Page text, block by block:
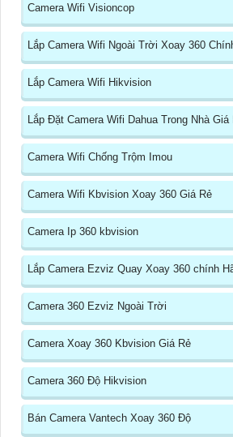
Camera Wifi Visioncop
Lắp Camera Wifi Ngoài Trời Xoay 360
Lắp Camera Wifi Hikvision
Lắp Đặt Camera Wifi Dahua Trong Nhà Giá
Camera Wifi Chống Trộm Imou
Camera Wifi Kbvision Xoay 360 Giá Rẻ
Camera Ip 360 kbvision
Lắp Camera Ezviz Quay Xoay 360 chính
Camera 360 Ezviz Ngoài Trời
Camera Xoay 360 Kbvision Giá Rẻ
Camera 360 Độ Hikvision
Bán Camera Vantech Xoay 360 Độ